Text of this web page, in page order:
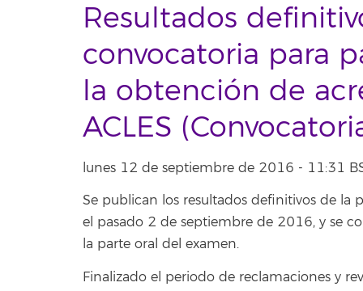
Resultados
convocatoria para
la obtención de
ACLES
lunes 12 de septiembre de 2016 - 11:31
Se publican los resultados definitivos de la
el pasado 2 de septiembre de 2016, y se
la parte oral del examen.
Finalizado el periodo de reclamaciones y